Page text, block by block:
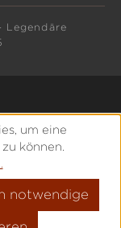
Legendäre
um eine
können.
notwendige